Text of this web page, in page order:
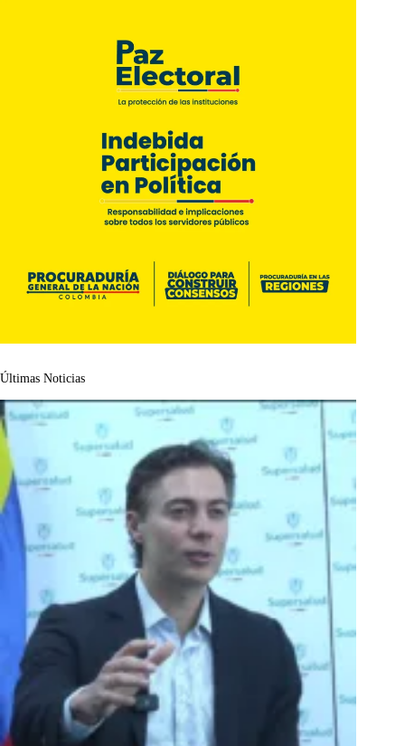
Últimas Noticias